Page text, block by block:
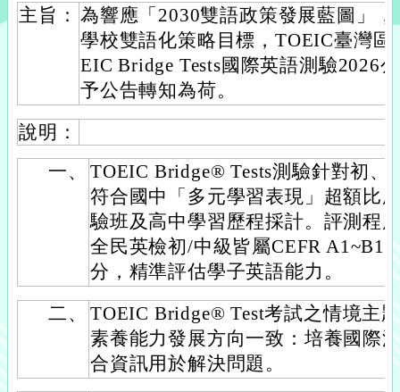
主旨： 為響應「2030雙語政策發展藍圖」
學校雙語化策略目標，TOEIC臺灣
EIC Bridge Tests國際英語測驗2026
予公告轉知為荷。
說明：
一、
TOEIC Bridge® Tests測驗針對初、
符合國中「多元學習表現」超額比
驗班及高中學習歷程採計。評測程
全民英檢初/中級皆屬CEFR A1~B1
分，精準評估學子英語能力。
二、
TOEIC Bridge® Test考試之情境主
素養能力發展方向一致：培養國際
合資訊用於解決問題。